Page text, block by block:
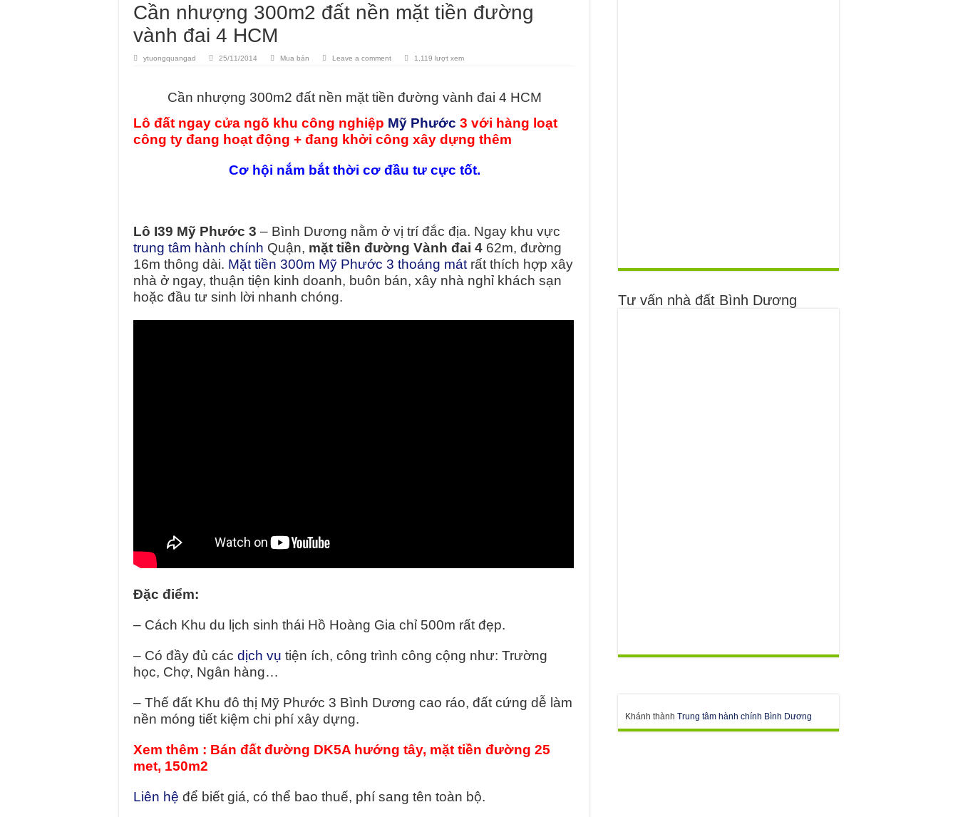
Cần nhượng 300m2 đất nền mặt tiền đường
vành đai 4 HCM
ytuongquangad 25/11/2014 Mua bán Leave a comment 1,119 lượt xem
Cần nhượng 300m2 đất nền mặt tiền đường vành đai 4 HCM
Lô đất ngay cửa ngõ khu công nghiệp Mỹ Phước 3 với hàng loạt
công ty đang hoạt động + đang khởi công xây dựng thêm
Cơ hội nắm bắt thời cơ đầu tư cực tốt.
Lô I39 Mỹ Phước 3 – Bình Dương nằm ở vị trí đắc địa. Ngay khu vực
trung tâm hành chính Quận, mặt tiền đường Vành đai 4 62m, đường
16m thông dài. Mặt tiền 300m Mỹ Phước 3 thoáng mát rất thích hợp xây
nhà ở ngay, thuận tiện kinh doanh, buôn bán, xây nhà nghỉ khách sạn
hoặc đầu tư sinh lời nhanh chóng.
Đặc điểm:
– Cách Khu du lịch sinh thái Hồ Hoàng Gia chỉ 500m rất đẹp.
– Có đầy đủ các dịch vụ tiện ích, công trình công cộng như: Trường
học, Chợ, Ngân hàng…
– Thế đất Khu đô thị Mỹ Phước 3 Bình Dương cao ráo, đất cứng dễ làm
nền móng tiết kiệm chi phí xây dựng.
Xem thêm : Bán đất đường DK5A hướng tây, mặt tiền đường 25
met, 150m2
Liên hệ để biết giá, có thể bao thuế, phí sang tên toàn bộ.
Tư vấn nhà đất Bình Dương
Khánh thành Trung tâm hành chính Bình Dương